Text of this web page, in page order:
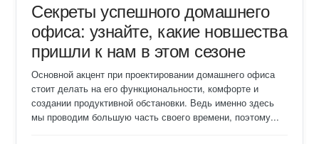
Секреты успешного домашнего
офиса: узнайте, какие новшества
пришли к нам в этом сезоне
Основной акцент при проектировании домашнего офиса
стоит делать на его функциональности, комфорте и
создании продуктивной обстановки. Ведь именно здесь
мы проводим большую часть своего времени, поэтому...